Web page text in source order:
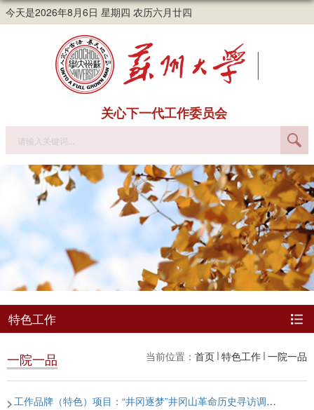
今天是2026年8月6日 星期四 农历六月廿四
关心下一代工作委员会
特色工作
当前位置： 首页 特色工作 一院一品
一院一品
工作品牌（特色）项目：“井冈逐梦”井冈山革命历史寻访调研与版画创作实践（纺织与服装工程学院）